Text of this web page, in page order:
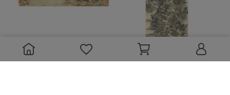
【 畫心系列 】文徵明・一
川圖
Verkauft: 43
【 畫心系列 】王翬・匡廬
讀書圖
Verkauft: 42